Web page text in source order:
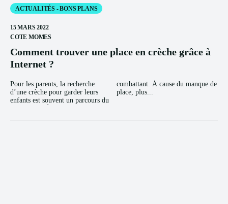
ACTUALITÉS - BONS PLANS
15 MARS 2022
COTE MOMES
Comment trouver une place en crèche grâce à
Internet ?
Pour les parents, la recherche
d’une crèche pour garder leurs
enfants est souvent un parcours du
combattant. À cause du manque de
place, plus...